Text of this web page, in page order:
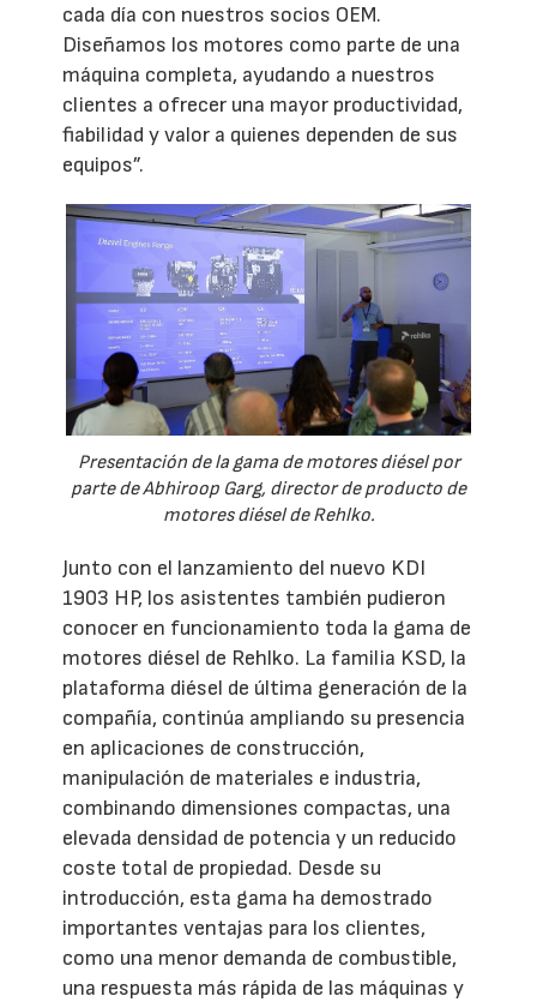
cada día con nuestros socios OEM.
Diseñamos los motores como parte de una
máquina completa, ayudando a nuestros
clientes a ofrecer una mayor productividad,
fiabilidad y valor a quienes dependen de sus
equipos”.
Presentación de la gama de motores diésel por
parte de Abhiroop Garg, director de producto de
motores diésel de Rehlko.
Junto con el lanzamiento del nuevo KDI
1903 HP, los asistentes también pudieron
conocer en funcionamiento toda la gama de
motores diésel de Rehlko. La familia KSD, la
plataforma diésel de última generación de la
compañía, continúa ampliando su presencia
en aplicaciones de construcción,
manipulación de materiales e industria,
combinando dimensiones compactas, una
elevada densidad de potencia y un reducido
coste total de propiedad. Desde su
introducción, esta gama ha demostrado
importantes ventajas para los clientes,
como una menor demanda de combustible,
una respuesta más rápida de las máquinas y